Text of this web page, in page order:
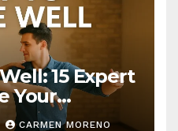
15 Expert
Your
CARMEN MORENO